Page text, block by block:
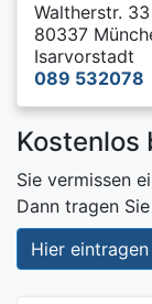
Waltherstr. 33
80337
Isarvorstadt
089 532078
Kostenlos
Sie vermissen
Dann tragen
Hier eintragen